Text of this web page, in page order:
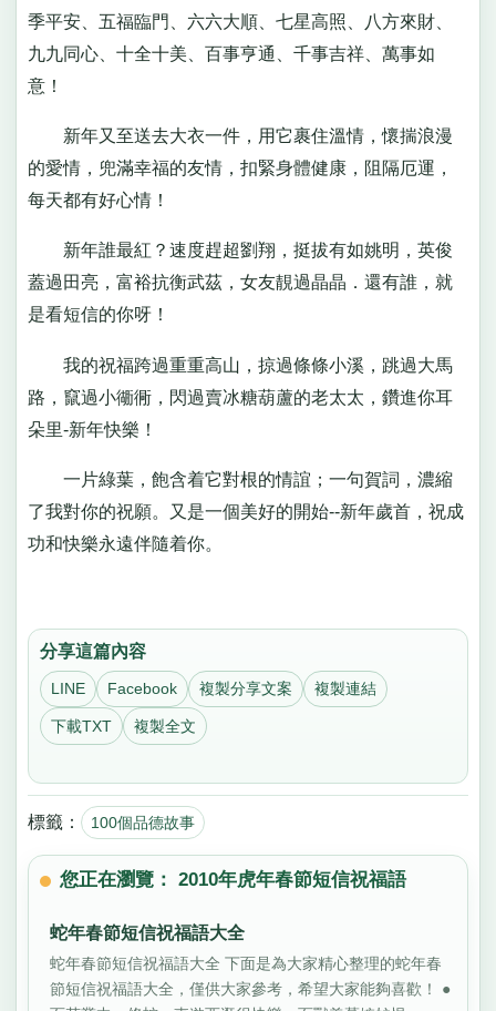
季平安、五福臨門、六六大順、七星高照、八方來財、
九九同心、十全十美、百事亨通、千事吉祥、萬事如
意！
新年又至送去大衣一件，用它裹住溫情，懷揣浪漫
的愛情，兜滿幸福的友情，扣緊身體健康，阻隔厄運，
每天都有好心情！
新年誰最紅？速度趕超劉翔，挺拔有如姚明，英俊
蓋過田亮，富裕抗衡武茲，女友靚過晶晶．還有誰，就
是看短信的你呀！
我的祝福跨過重重高山，掠過條條小溪，跳過大馬
路，竄過小衚衕，閃過賣冰糖葫蘆的老太太，鑽進你耳
朵里-新年快樂！
一片綠葉，飽含着它對根的情誼；一句賀詞，濃縮
了我對你的祝願。又是一個美好的開始--新年歲首，祝成
功和快樂永遠伴隨着你。
分享這篇內容
LINE Facebook 複製分享文案 複製連結
下載TXT 複製全文
標籤： 100個品德故事
您正在瀏覽： 2010年虎年春節短信祝福語
蛇年春節短信祝福語大全
蛇年春節短信祝福語大全 下面是為大家精心整理的蛇年春
節短信祝福語大全，僅供大家參考，希望大家能夠喜歡！ ●